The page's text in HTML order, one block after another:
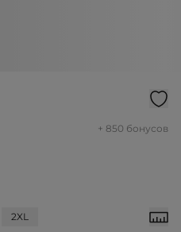
+ 850 бонусов
2XL